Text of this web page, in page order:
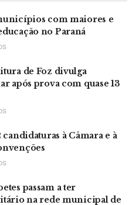
com maiores e
no Paraná
de Foz divulga
após prova com quase 13
à Câmara e à
passam a ter
na rede municipal de